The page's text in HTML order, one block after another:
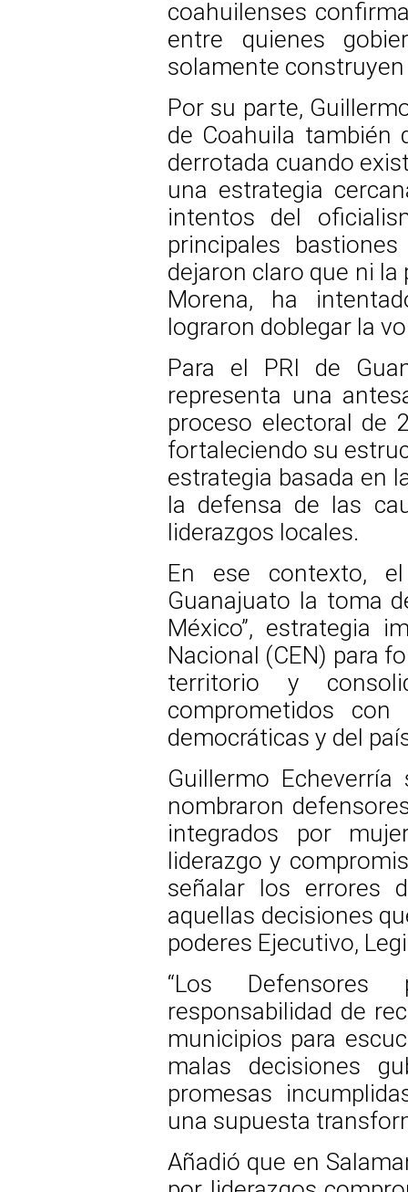
coahuilenses
entre quienes
solamente construyen
Por su parte,
de Coahuila también
derrotada cuando
una estrategia
intentos del
principales
dejaron claro que ni
Morena, ha
lograron doblegar la
Para el PRI de
representa una
proceso electoral de
fortaleciendo su
estrategia basada en
la defensa de las
liderazgos locales.
En ese contexto,
Guanajuato la toma
México”, estrategia
Nacional (CEN) para
territorio y
comprometidos
democráticas y del
Guillermo
nombraron
integrados por
liderazgo y
señalar los errores
aquellas decisiones
poderes Ejecutivo,
“Los
responsabilidad de
municipios para
malas decisiones
promesas
una supuesta
Añadió que en